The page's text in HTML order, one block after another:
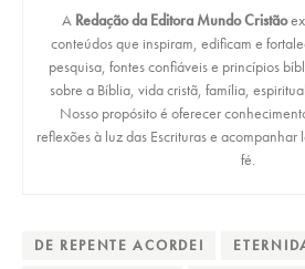
A Redação da Editora Mundo Cristão
conteúdos que inspiram, edificam e
pesquisa, fontes confiáveis e princípios
sobre a Bíblia, vida cristã, família,
Nosso propósito é oferecer
reflexões à luz das Escrituras e
fé.
DE REPENTE ACORDEI